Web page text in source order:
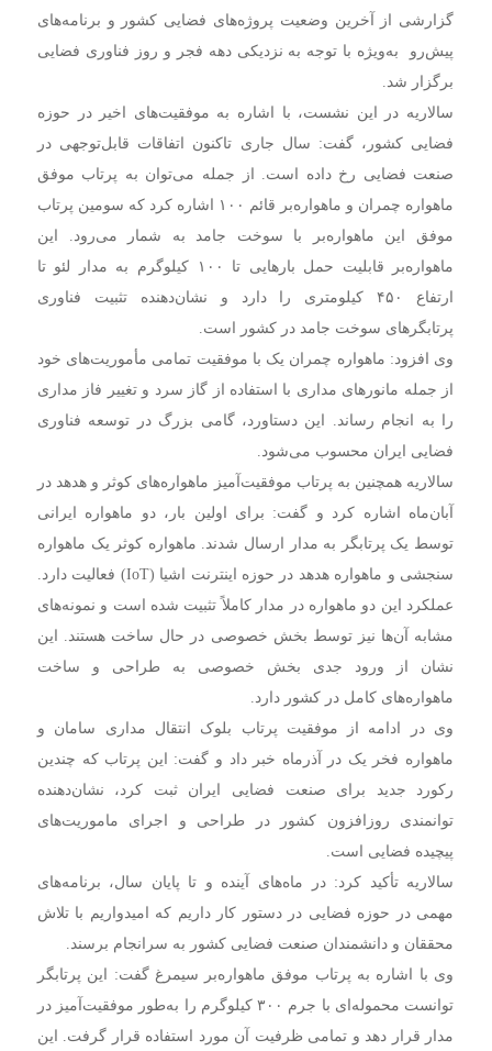
گزارشی از آخرین وضعیت پروژه‌های فضایی کشور و برنامه‌های
پیش‌رو به‌ویژه با توجه به نزدیکی دهه فجر و روز فناوری فضایی
برگزار شد.
سالاریه در این نشست، با اشاره به موفقیت‌های اخیر در حوزه
فضایی کشور، گفت: سال جاری تاکنون اتفاقات قابل‌توجهی در
صنعت فضایی رخ داده است. از جمله می‌توان به پرتاب موفق
ماهواره چمران و ماهواره‌بر قائم‌ ۱۰۰ اشاره کرد که سومین پرتاب
موفق این ماهواره‌بر با سوخت جامد به شمار می‌رود. این
ماهواره‌بر قابلیت حمل بارهایی تا ۱۰۰ کیلوگرم به مدار لئو تا
ارتفاع ۴۵۰ کیلومتری را دارد و نشان‌دهنده تثبیت فناوری
پرتابگرهای سوخت جامد در کشور است.
وی افزود: ماهواره چمران یک با موفقیت تمامی مأموریت‌های خود
از جمله مانورهای مداری با استفاده از گاز سرد و تغییر فاز مداری
را به انجام رساند. این دستاورد، گامی بزرگ در توسعه فناوری
فضایی ایران محسوب می‌شود.
سالاریه همچنین به پرتاب موفقیت‌آمیز ماهواره‌های کوثر و هدهد در
آبان‌ماه اشاره کرد و گفت: برای اولین بار، دو ماهواره ایرانی
توسط یک پرتابگر به مدار ارسال شدند. ماهواره کوثر یک ماهواره
سنجشی و ماهواره هدهد در حوزه اینترنت اشیا (IoT) فعالیت دارد.
عملکرد این دو ماهواره در مدار کاملاً تثبیت شده است و نمونه‌های
مشابه آن‌ها نیز توسط بخش خصوصی در حال ساخت هستند. این
نشان از ورود جدی بخش خصوصی به طراحی و ساخت
ماهواره‌های کامل در کشور دارد.
وی در ادامه از موفقیت پرتاب بلوک انتقال مداری سامان و
ماهواره‌ فخر یک در آذرماه خبر داد و گفت: این پرتاب که چندین
رکورد جدید برای صنعت فضایی ایران ثبت کرد، نشان‌دهنده
توانمندی روزافزون کشور در طراحی و اجرای ماموریت‌های
پیچیده فضایی است.
سالاریه تأکید کرد: در ماه‌های آینده و تا پایان سال، برنامه‌های
مهمی در حوزه فضایی در دستور کار داریم که امیدواریم با تلاش
محققان و دانشمندان صنعت فضایی کشور به سرانجام برسند.
وی با اشاره به پرتاب موفق ماهواره‌بر سیمرغ گفت: این پرتابگر
توانست محموله‌ای با جرم ۳۰۰ کیلوگرم را به‌طور موفقیت‌آمیز در
مدار قرار دهد و تمامی ظرفیت آن مورد استفاده قرار گرفت. این